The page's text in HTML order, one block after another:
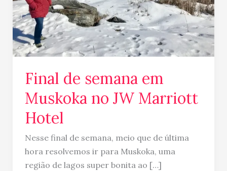
Final de semana em
Muskoka no JW Marriott
Hotel
Nesse final de semana, meio que de última
hora resolvemos ir para Muskoka, uma
região de lagos super bonita ao […]
Marriott
Hotel